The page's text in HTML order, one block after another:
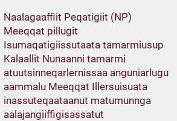
Naalagaaffiit Peqatigiit (NP)
Meeqqat pillugit
Isumaqatigiissutaata tamarmiusup
Kalaallit Nunaanni tamarmi
atuutsinneqarlernissaa anguniarlugu
aammalu Meeqqat Illersuisuata
inassuteqaataanut matumunnga
aalajangiiffigisassatut